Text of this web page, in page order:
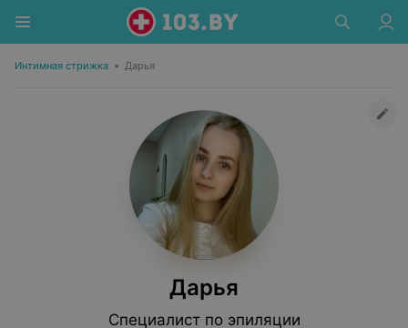
Интимная стрижка • Дарья
Дарья
Специалист по эпиляции